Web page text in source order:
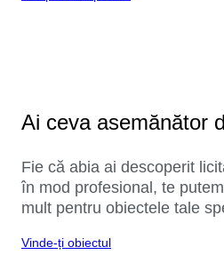
Ai ceva asemănător
Fie că abia ai descoperit
în mod profesional, te
mult pentru obiectele tale
Vinde-ți obiectul